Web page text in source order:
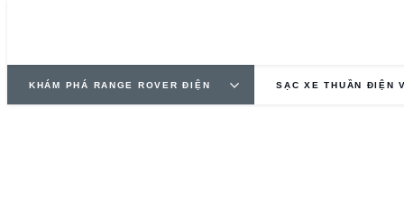
KHÁM PHÁ RANGE ROVER ĐIỆN SẠC XE THUẦN ĐIỆN